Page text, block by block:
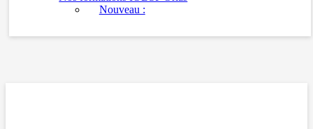
Nouveau :